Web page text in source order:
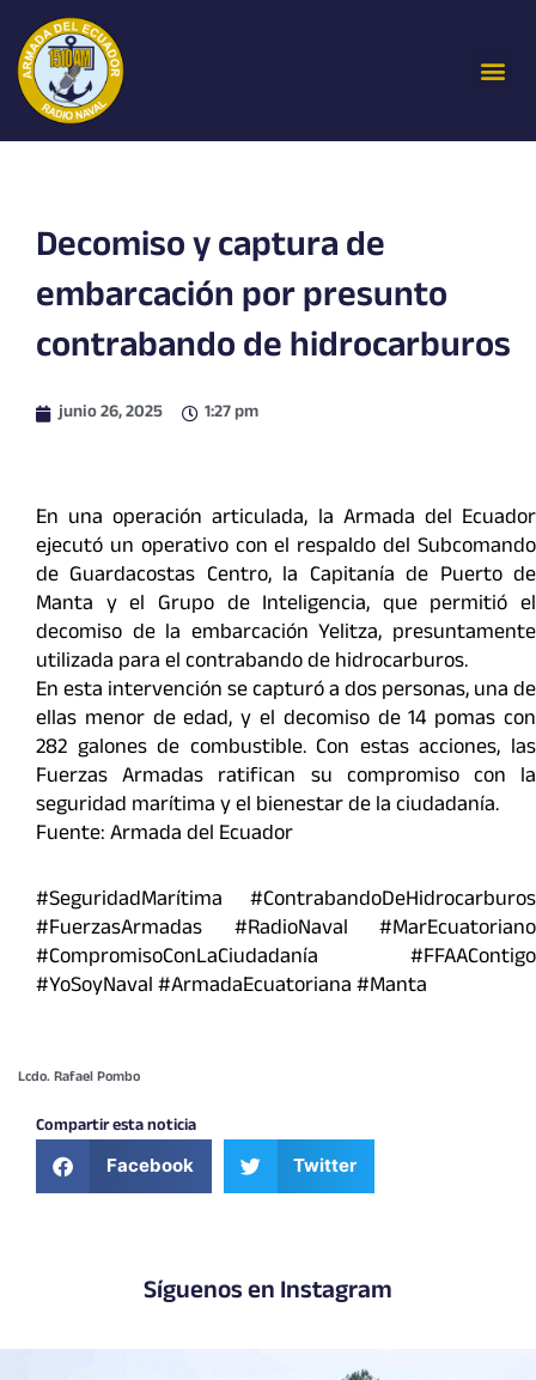
contenido
Decomiso y captura de
embarcación por presunto
contrabando de hidrocarburos
junio 26, 2025 1:27 pm
En una operación articulada, la Armada del Ecuador
ejecutó un operativo con el respaldo del Subcomando
de Guardacostas Centro, la Capitanía de Puerto de
Manta y el Grupo de Inteligencia, que permitió el
decomiso de la embarcación Yelitza, presuntamente
utilizada para el contrabando de hidrocarburos.
En esta intervención se capturó a dos personas, una de
ellas menor de edad, y el decomiso de 14 pomas con
282 galones de combustible. Con estas acciones, las
Fuerzas Armadas ratifican su compromiso con la
seguridad marítima y el bienestar de la ciudadanía.
Fuente: Armada del Ecuador
#SeguridadMarítima #ContrabandoDeHidrocarburos
#FuerzasArmadas #RadioNaval #MarEcuatoriano
#CompromisoConLaCiudadanía #FFAAContigo
#YoSoyNaval #ArmadaEcuatoriana #Manta
Lcdo. Rafael Pombo
Compartir esta noticia
Facebook Twitter
Síguenos en Instagram